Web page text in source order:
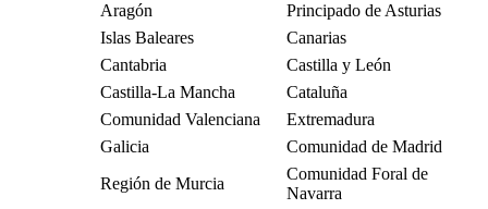
Aragón
Principado de Asturias
Islas Baleares
Canarias
Cantabria
Castilla y León
Castilla-La Mancha
Cataluña
Comunidad Valenciana
Extremadura
Galicia
Comunidad de Madrid
Región de Murcia
Comunidad Foral de
Navarra